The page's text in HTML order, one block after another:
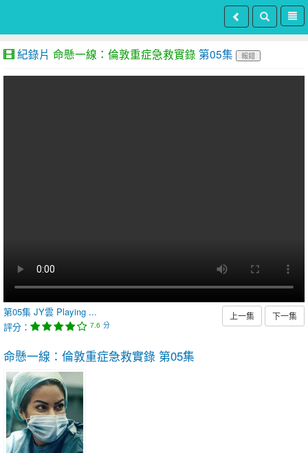
紀錄片 命懸一線：倫敦重症急救實錄 第05集 報錯
第05集 JY雲 Playing ...
評分：
7.6 分
上一集 下一集
命懸一線：倫敦重症急救實錄 第05集